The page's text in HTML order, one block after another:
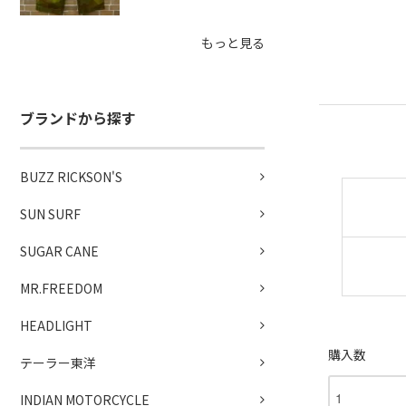
もっと見る
ブランドから探す
BUZZ RICKSON'S
SUN SURF
SUGAR CANE
MR.FREEDOM
HEADLIGHT
テーラー東洋
INDIAN MOTORCYCLE
購入数